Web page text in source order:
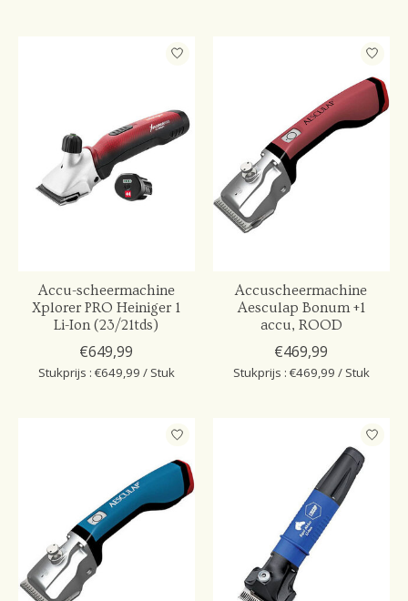
Accu-scheermachine
Xplorer PRO Heiniger 1
Li-Ion (23/21tds)
€649,99
Stukprijs : €649,99 / Stuk
Accuscheermachine
Aesculap Bonum +1
accu, ROOD
€469,99
Stukprijs : €469,99 / Stuk